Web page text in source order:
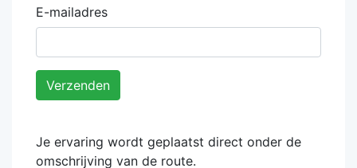
E-mailadres
Verzenden
Je ervaring wordt geplaatst direct onder de
omschrijving van de route.